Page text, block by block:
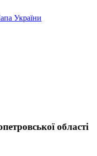
України
області